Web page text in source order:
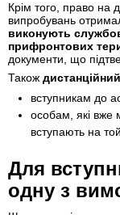
Крім того, право на
випробувань
виконують
прифронтових
документи, що
Також
вступникам до
особам, які вже
вступають на
Для
одну з